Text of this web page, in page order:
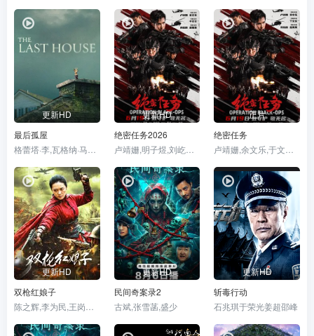
更新HD
最后孤屋
更新HD
绝密任务2026
卢靖姗,明子煜,刘屹宸,喻亢,蒋璐霞,周惠林,陶慧敏,张溯哲,高曙光,曹操,屈菁菁,余文乐,于晓光,于文文,朱庭辰,褚旭,王若麟,常丹丹,叶彤,亮月儿,尚馨,朱烁燃,潘羞月,王飞斐,金丽慧子,凡尼达·宾蒂·伊姆兰,杰布,Keno
正片
绝密任务
更新HD
双枪红娘子
陈之辉,李为民,王岗岗,谢宁,王程,王品一,文祈,刘姝彤,魏兆雄,邱晨阳
更新HD
民间奇案录2
古斌,张雪菡,盛少
更新HD
斩毒行动
石兆琪于荣光姜超邵峰